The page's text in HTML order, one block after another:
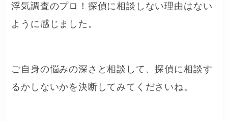
浮気調査のプロ！探偵に相談しない理由はない
ように感じました。
ご自身の悩みの深さと相談して、探偵に相談す
るかしないかを決断してみてくださいね。